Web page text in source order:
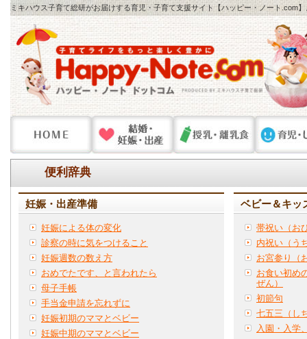
ミキハウス子育て総研がお届けする育児・子育て支援サイト【ハッピー・ノート
便利辞典
妊娠・出産準備
妊娠による体の変化
診察の時に気をつけること
妊娠週数の数え方
おめでたです、と言われたら
母子手帳
手当金申請を忘れずに
妊娠初期のママとベビー
妊娠中期のママとベビー
ベビー＆キッ
帯祝い（お
内祝い（う
お宮参り（
お食い初め
ぜん）
初節句
七五三（し
入園・入学